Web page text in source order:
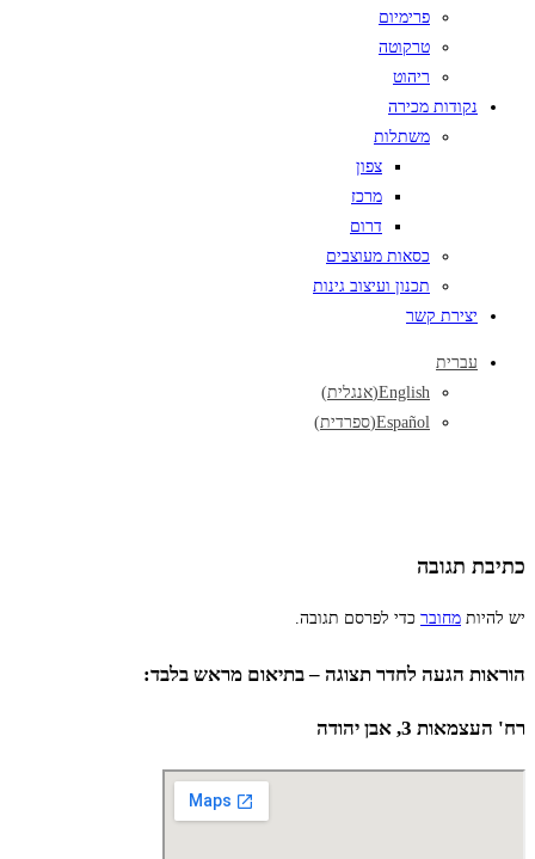
פרימיום
טרקוטה
ריהוט
נקודות מכירה
משתלות
צפון
מרכז
דרום
כסאות מעוצבים
תכנון ועיצוב גינות
יצירת קשר
עברית
English
(אנגלית)
Español
(ספרדית)
כתיבת תגובה
יש להיות מחובר כדי לפרסם תגובה.
הוראות הגעה לחדר תצוגה – בתיאום מראש בלבד:
רח' העצמאות 3, אבן יהודה